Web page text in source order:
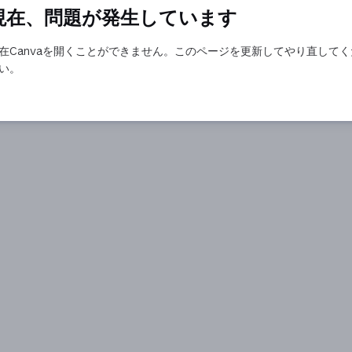
在、問題が発生しています
Canvaを開くことができません。このページを更新してやり直して
。